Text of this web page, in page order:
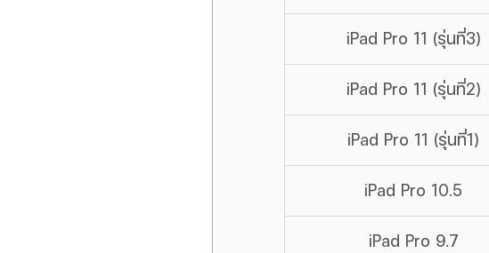
iPad Pro 11 (รุ่นที่3)
iPad Pro 11 (รุ่นที่2)
iPad Pro 11 (รุ่นที่1)
iPad Pro 10.5
iPad Pro 9.7